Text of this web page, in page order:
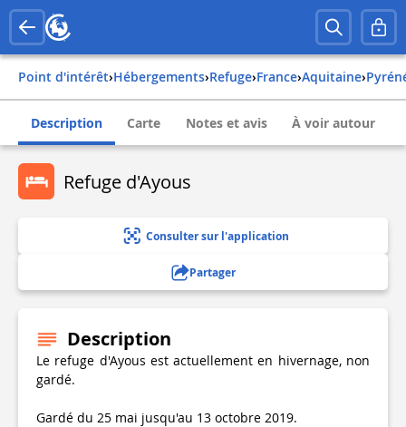
Point d'intérêt› Hébergements› Refuge› france› aquitaine›
Description Carte Notes et avis À voir autour
Refuge d'Ayous
Consulter sur l'application
Partager
Description
Le refuge d'Ayous est actuellement en hivernage, non
gardé.
Gardé du 25 mai jusqu'au 13 octobre 2019.